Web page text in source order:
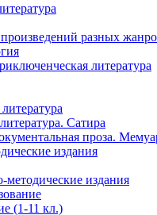
разных
литература
Сатира
проза.
издания
издания
(1-11 кл.)